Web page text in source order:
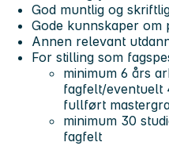
God muntlig og
Gode kunnskaper om
Annen relevant
For stilling som
minimum 6 års
fagfelt/eventuelt
fullført
minimum 30
fagfelt